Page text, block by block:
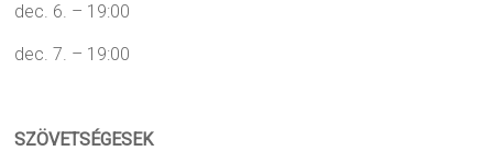
dec. 6. – 19:00
dec. 7. – 19:00
SZÖVETSÉGESEK